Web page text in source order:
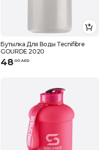
Бутылка Для Воды Tecnifibre
GOURDE 2020
48 00 AED